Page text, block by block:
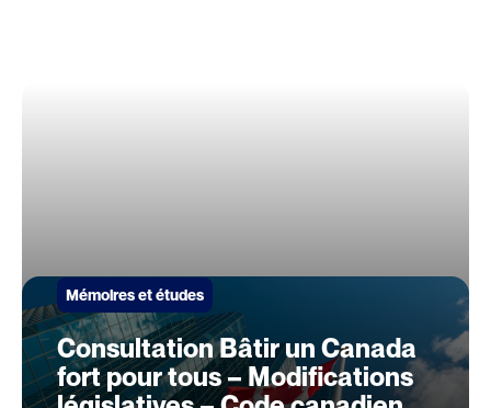
Mémoires et études
Consultation Bâtir un Canada
fort pour tous – Modifications